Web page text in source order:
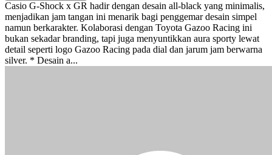
Casio G-Shock x GR hadir dengan desain all-black yang minimalis,
menjadikan jam tangan ini menarik bagi penggemar desain simpel
namun berkarakter. Kolaborasi dengan Toyota Gazoo Racing ini
bukan sekadar branding, tapi juga menyuntikkan aura sporty lewat
detail seperti logo Gazoo Racing pada dial dan jarum jam berwarna
silver. * Desain a...